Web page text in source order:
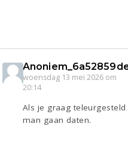
woensdag 13 mei 2026 om
20:14
Als je graag
man gaan daten.